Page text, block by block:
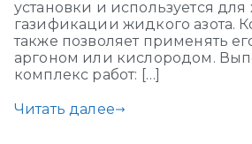
установки и используется
газификации жидкого азота.
также позволяет применять
аргоном или кислородом.
комплекс работ: […]
Читать далее